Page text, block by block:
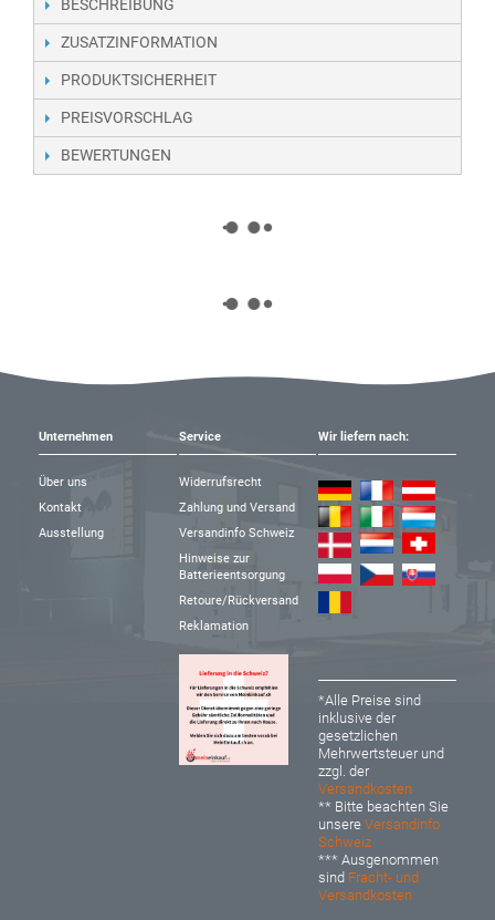
BESCHREIBUNG
ZUSATZINFORMATION
PRODUKTSICHERHEIT
PREISVORSCHLAG
BEWERTUNGEN
Unternehmen
Über uns
Kontakt
Ausstellung
Service
Widerrufsrecht
Zahlung und Versand
Versandinfo Schweiz
Hinweise zur
Batterieentsorgung
Retoure/Rückversand
Reklamation
Wir liefern nach:
*Alle Preise sind
inklusive der
gesetzlichen
Mehrwertsteuer und
zzgl. der
Versandkosten
** Bitte beachten Sie
unsereVersandinfo
Schweiz
*** Ausgenommen
sind Fracht- und
Versandkosten